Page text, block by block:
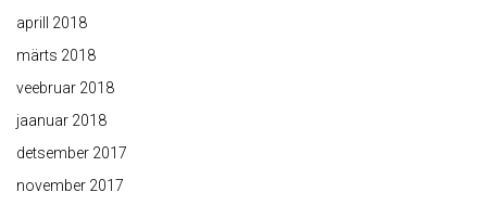
aprill 2018
märts 2018
veebruar 2018
jaanuar 2018
detsember 2017
november 2017